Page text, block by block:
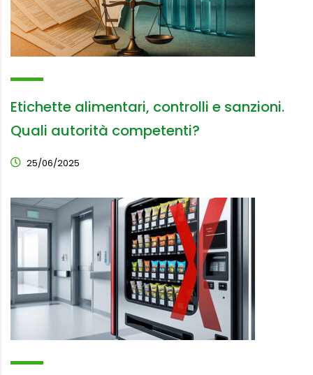
Etichette alimentari, controlli e sanzioni.
Quali autorità competenti?
25/06/2025